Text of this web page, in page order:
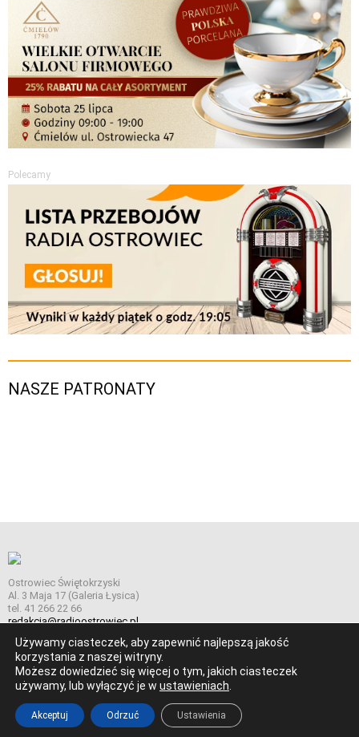
Polecamy
NASZE PATRONATY
Ostrowiec Świętokrzyski
Al. 3 Maja 17 (Galeria Łysica)
tel. 41 266 22 66
redakcja@radioostrowiec.pl
© Wszelkie prawa zastrzeżone. Radio Ostrowiec 2026 Radio
Ostrowiec.
Stworzone z
Używamy ciasteczek, aby zapewnić najlepszą jakość
korzystania z naszej witryny.
Możesz dowiedzieć się więcej o tym, jakich ciasteczek
używamy, lub wyłączyć je w ustawieniach
Akceptuj Odrzuć Ustawienia